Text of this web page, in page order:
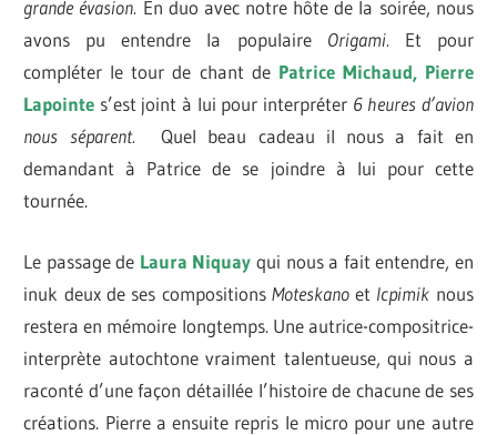
grande évasion. En duo avec notre hôte de la soirée, nous
avons pu entendre la populaire Origami. Et pour
compléter le tour de chant de Patrice Michaud, Pierre
Lapointe s’est joint à lui pour interpréter 6 heures d’avion
nous séparent. Quel beau cadeau il nous a fait en
demandant à Patrice de se joindre à lui pour cette
tournée.
Le passage de Laura Niquay qui nous a fait entendre, en
inuk deux de ses compositionsMoteskanoet Icpimik nous
restera en mémoire longtemps. Une autrice-compositrice-
interprète autochtone vraiment talentueuse, qui nous a
raconté d’une façon détaillée l’histoire de chacune de ses
créations. Pierre a ensuite repris le micro pour une autre